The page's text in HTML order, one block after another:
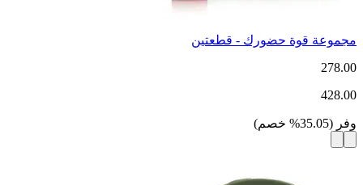
مجموعة قوة حضورك - قطعتين
278.00
428.00
وفر (
35.05
% خصم)